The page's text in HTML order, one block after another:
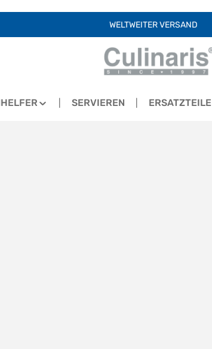
WELTWEITER VERSAND
SERVIEREN ERSATZTEILE